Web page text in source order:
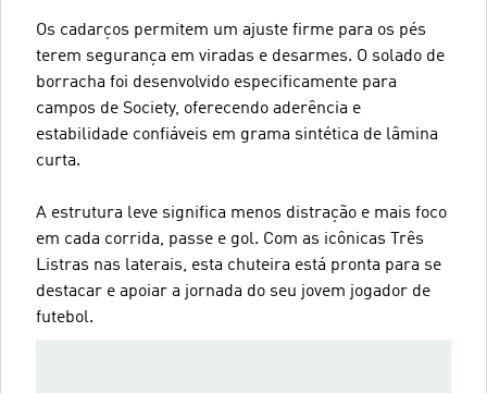
Os cadarços permitem um ajuste firme para os pés
terem segurança em viradas e desarmes. O solado de
borracha foi desenvolvido especificamente para
campos de Society, oferecendo aderência e
estabilidade confiáveis em grama sintética de lâmina
curta.
A estrutura leve significa menos distração e mais foco
em cada corrida, passe e gol. Com as icônicas Três
Listras nas laterais, esta chuteira está pronta para se
destacar e apoiar a jornada do seu jovem jogador de
futebol.